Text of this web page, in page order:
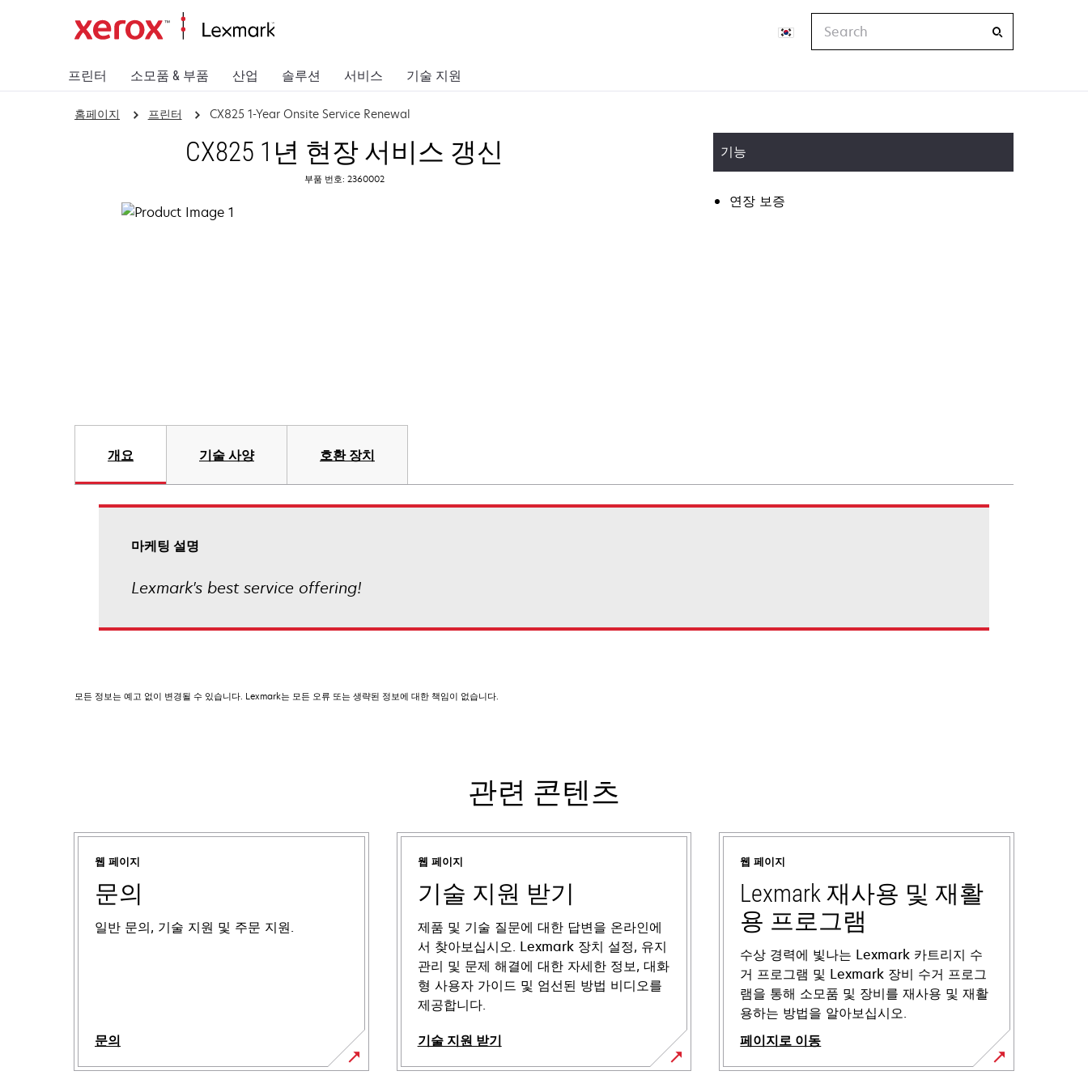
프린터 소모품 & 부품 산업 솔루션 서비스 기술 지원
홈페이지 프린터 CX825 1-Year Onsite Service Renewal
CX825 1년 현장 서비스 갱신
부품 번호: 2360002
기능
연장 보증
개요 기술 사양 호환 장치
마케팅 설명
Lexmark's best service offering!
모든 정보는 예고 없이 변경될 수 있습니다. Lexmark는 모든 오류 또는 생략된 정보에 대한 책임이 없습니다.
관련 콘텐츠
웹 페이지
문의
일반 문의, 기술 지원 및 주문 지원.
문의
웹 페이지
기술 지원 받기
제품 및 기술 질문에 대한 답변을 온라인에
서 찾아보십시오. Lexmark 장치 설정, 유지
관리 및 문제 해결에 대한 자세한 정보, 대화
형 사용자 가이드 및 엄선된 방법 비디오를
제공합니다.
기술 지원 받기
새
웹 페이지
Lexmark 재사용 및 재활
용 프로그램
수상 경력에 빛나는 Lexmark 카트리지 수
거 프로그램 및 Lexmark 장비 수거 프로그
램을 통해 소모품 및 장비를 재사용 및 재활
용하는 방법을 알아보십시오.
페이지로 이동